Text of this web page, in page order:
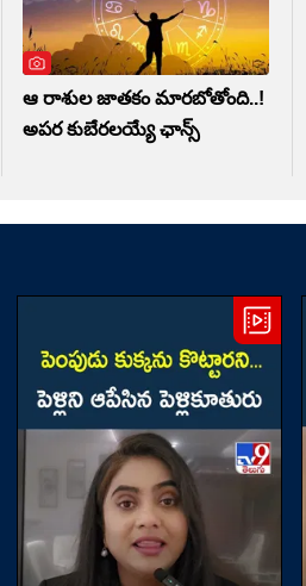
ఆ రాశుల జాతకం మారబోతోంది..!
అపర కుబేరలయ్యే ఛాన్స్